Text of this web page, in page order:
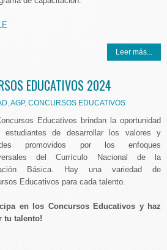
Leer más...
EDUCATIVOS 2024
,AGP, CONCURSOS EDUCATIVOS
Educativos brindan la oportunidad
de desarrollar los valores y
promovidos por los enfoques
del Currículo Nacional de la
Básica. Hay una variedad de
Educativos para cada talento.
en los Concursos Educativos y haz
tu talento!